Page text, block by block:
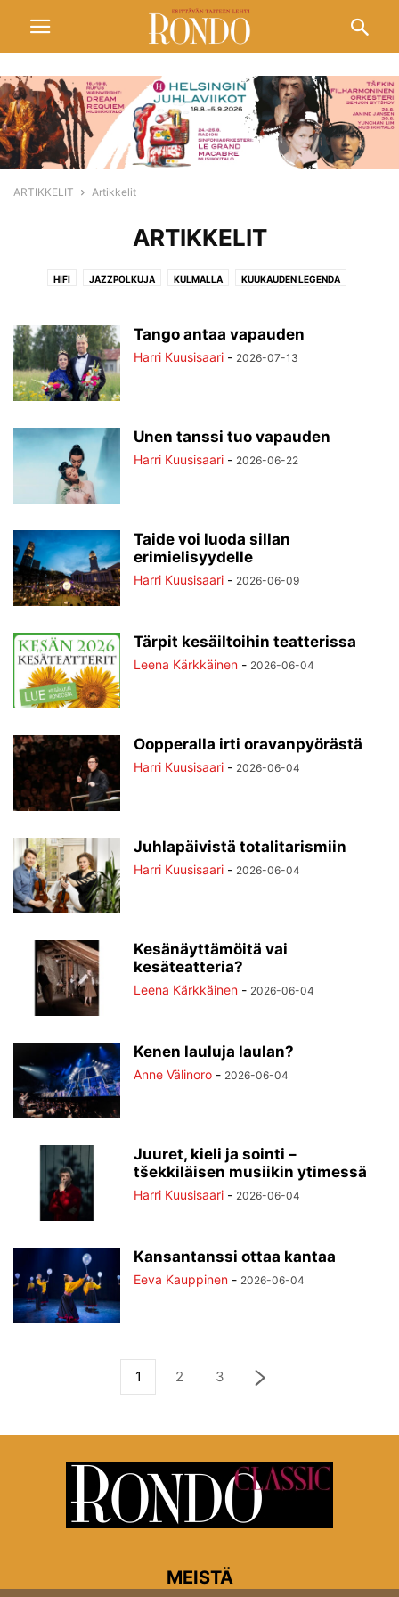
ARTIKKELIT Artikkelit
ARTIKKELIT
HIFI JAZZPOLKUJA KULMALLA KUUKAUDEN LEGENDA
SIVUSILMINTango antaa vapauden
Harri Kuusisaari - 2026-07-13
Unen tanssi tuo vapauden
Harri Kuusisaari - 2026-06-22
Taide voi luoda sillan
erimielisyydelle
Harri Kuusisaari - 2026-06-09
Tärpit kesäiltoihin teatterissa
Leena Kärkkäinen - 2026-06-04
Oopperalla irti oravanpyörästä
Harri Kuusisaari - 2026-06-04
Juhlapäivistä totalitarismiin
Harri Kuusisaari - 2026-06-04
Kesänäyttämöitä vai
kesäteatteria?
Leena Kärkkäinen - 2026-06-04
Kenen lauluja laulan?
Anne Välinoro - 2026-06-04
Juuret, kieli ja sointi –
tšekkiläisen musiikin ytimessä
Harri Kuusisaari - 2026-06-04
Kansantanssi ottaa kantaa
Eeva Kauppinen - 2026-06-04
1 2 3
MEISTÄ